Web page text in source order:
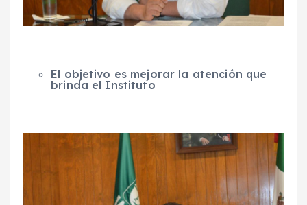
El objetivo es mejorar la atención que
brinda el Instituto